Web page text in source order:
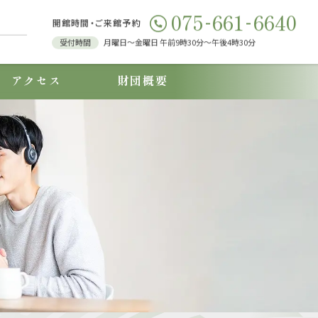
開館時間・ご来館予約 075-661-6640
受付時間 ⽉曜⽇～⾦曜⽇ 午前9時30分～午後4時30分
アクセス 財団概要